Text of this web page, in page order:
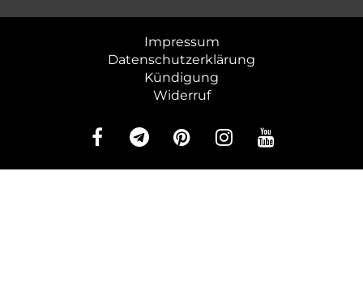
Impressum
Datenschutzerklärung
Kündigung
Widerruf